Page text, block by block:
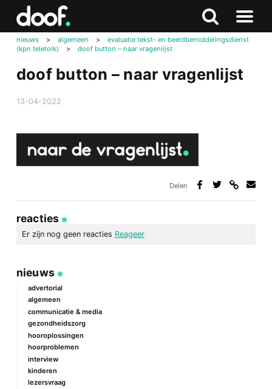
Zoeken
Naar
menu
nieuws > algemeen >
evaluatie tekst- en beeldbemiddelingsdienst
(kpn teletolk)
> doof button – naar vragenlijst
doof button – naar vragenlijst
13-04-2022
Delen
reacties
Er zijn nog geen reacties Reageer
Je e-mailadres wordt niet gepubliceerd.
gemarkeerd met
*
nieuws
advertorial
algemeen
communicatie & media
gezondheidszorg
hooroplossingen
hoorproblemen
interview
kinderen
lezersvraag
Doof.nl
Zoeken
naar